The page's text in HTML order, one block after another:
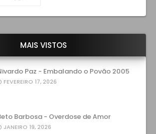
MAIS VISTOS
Paz - Embalando o Povão 2005
FEVEREIRO 17, 2026
Barbosa - Overdose de Amor
JANEIRO 19, 2026